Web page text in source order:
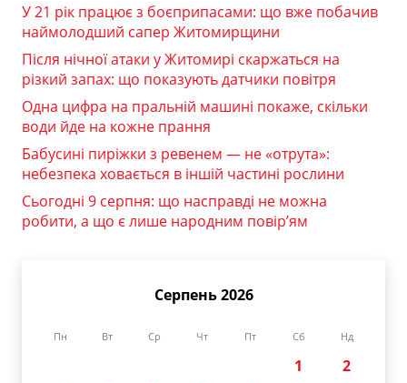
У 21 рік працює з боєприпасами: що вже побачив
наймолодший сапер Житомирщини
Після нічної атаки у Житомирі скаржаться на
різкий запах: що показують датчики повітря
Одна цифра на пральній машині покаже, скільки
води йде на кожне прання
Бабусині пиріжки з ревенем — не «отрута»:
небезпека ховається в іншій частині рослини
Сьогодні 9 серпня: що насправді не можна
робити, а що є лише народним повір’ям
Серпень 2026
Пн Вт Ср Чт Пт Сб Нд
1
2